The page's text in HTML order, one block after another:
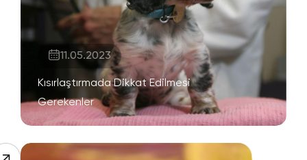
11.05.2023
Kısırlaştırmada Dikkat Edilmesi
Gerekenler